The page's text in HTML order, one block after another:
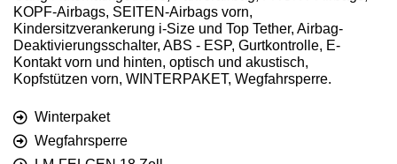
KOPF-Airbags, SEITEN-Airbags vorn,
Kindersitzverankerung i-Size und Top Tether, Airbag-
Deaktivierungsschalter, ABS - ESP, Gurtkontrolle, E-
Kontakt vorn und hinten, optisch und akustisch,
Kopfstützen vorn, WINTERPAKET, Wegfahrsperre.
Winterpaket
Wegfahrsperre